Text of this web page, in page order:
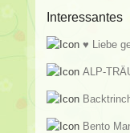
Interessantes
♥ Liebe
ALP-
Bento